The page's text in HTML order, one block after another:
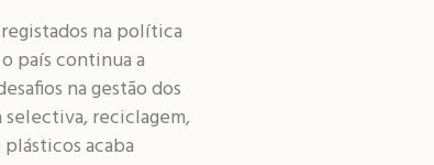
na política
país continua a
na gestão dos
selectiva, reciclagem,
acaba